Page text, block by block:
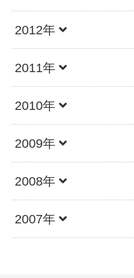
2012年
2011年
2010年
2009年
2008年
2007年